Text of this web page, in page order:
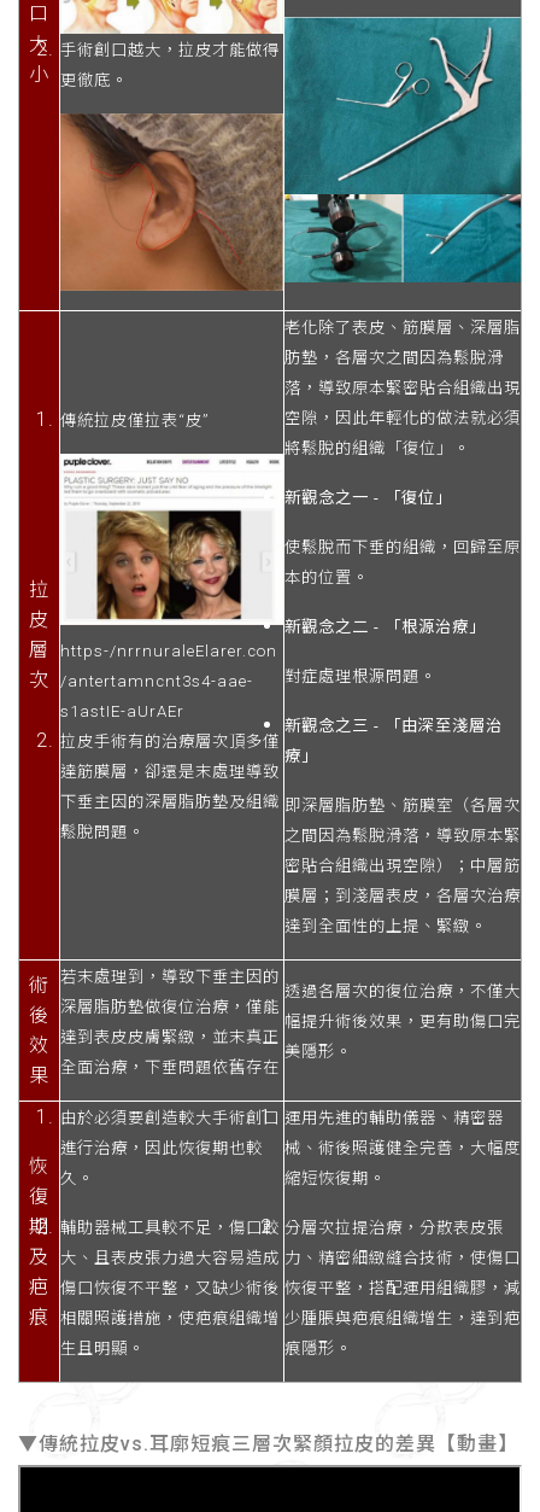
口
大
小
手術創口越大，拉皮才能做得
更徹底。
拉
皮
層
次
傳統拉皮僅拉表“皮”
https-/nrrnuraleElarer.con
/antertamncnt3s4-aae-
s1astIE-aUrAEr
拉皮手術有的治療層次頂多僅
達筋膜層，卻還是末處理導致
下垂主因的深層脂肪墊及組織
鬆脫問題。
老化除了表皮、筋膜層、深層脂
肪墊，各層次之間因為鬆脫滑
落，導致原本緊密貼合組織出現
空隙，因此年輕化的做法就必須
將鬆脫的組織「復位」。
新觀念之一 - 「復位」
使鬆脫而下垂的組織，回歸至原
本的位置。
新觀念之二 - 「根源治療」
對症處理根源問題。
新觀念之三 - 「由深至淺層治
療」
即深層脂肪墊、筋膜室（各層次
之間因為鬆脫滑落，導致原本緊
密貼合組織出現空隙）；中層筋
膜層；到淺層表皮，各層次治療
達到全面性的上提、緊緻。
術
後
效
果
若末處理到，導致下垂主因的
深層脂肪墊做復位治療，僅能
達到表皮皮膚緊緻，並末真正
全面治療，下垂問題依舊存在
透過各層次的復位治療，不僅大
幅提升術後效果，更有助傷口完
美隱形。
恢
復
期
及
疤
痕
由於必須要創造較大手術創口
進行治療，因此恢復期也較
久。
輔助器械工具較不足，傷口較
大、且表皮張力過大容易造成
傷口恢復不平整，又缺少術後
相關照護措施，使疤痕組織增
生且明顯。
運用先進的輔助儀器、精密器
械、術後照護健全完善，大幅度
縮短恢復期。
分層次拉提治療，分散表皮張
力、精密細緻縫合技術，使傷口
恢復平整，搭配運用組織膠，減
少腫脹與疤痕組織增生，達到疤
痕隱形。
▼傳統拉皮vs.耳廓短痕三層次緊顏拉皮的差異【動畫】